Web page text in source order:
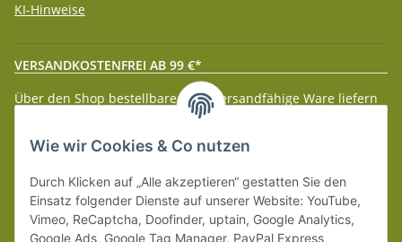
KI-Hinweise
VERSANDKOSTENFREI AB 99 €*
Über den Shop bestellbare paketversandfähige Ware liefern
wir innerhalb Deutschland (Festland) ab 99 € * Warenwert
versandkostenfrei.
Weitere Versanddetails entnehmen Sie bitte unserenLiefer-
und Zahlungsbedingungen.
Wie wir Cookies & Co nutzen
Durch Klicken auf „Alle akzeptieren“ gestatten Sie den
Einsatz folgender Dienste auf unserer Website: YouTube,
Vimeo, ReCaptcha, Doofinder, uptain, Google Analytics,
Google Ads, Google Tag Manager, PayPal Express